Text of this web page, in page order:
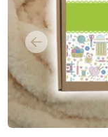
Previous